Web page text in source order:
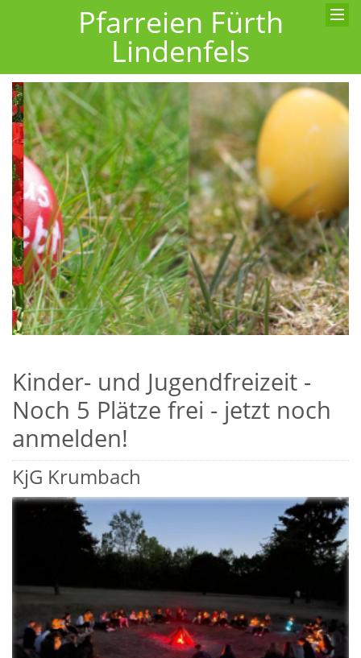
Pfarreien Fürth
Lindenfels
Kinder- und Jugendfreizeit -
Noch 5 Plätze frei - jetzt noch
anmelden!
KjG Krumbach